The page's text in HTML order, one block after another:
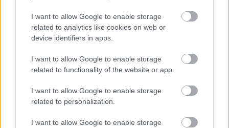
I want to allow Google to enable storage
related to analytics like cookies on web or
device identifiers in apps.
I want to allow Google to enable storage
related to functionality of the website or app.
I want to allow Google to enable storage
related to personalization.
I want to allow Google to enable storage
Hivatalos: kiválasztották az új Karate kölyök
főszereplőjét
| 2024.02.13 06:33
Ralph Macchio, Hilary Swank és Jaden Smith után ő lesz a
negyedik fiatal, aki autót mosva, kerítést festve és ruhákat
teregetve tanul meg karatézni.